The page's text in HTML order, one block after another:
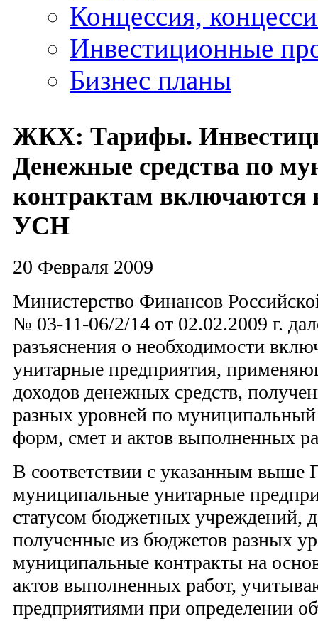
Концессия,
Инвестиционные
Бизнес планы
ЖКХ: Тарифы.
Денежные средства по
контрактам включаются
УСН
20 Февраля 2009
Министерство Финансов
№ 03-11-06/2/14 от 02.02.2009 г.
разъяснения о необходимости
унитарные предприятия,
доходов денежных средств,
разных уровней по муниципальный
форм, смет и актов выполненных
В соответствии с указанным выше
муниципальные унитарные
статусом бюджетных учреждений,
полученные из бюджетов разных
муниципальные контракты на
актов выполненных работ,
предприятиями при определении